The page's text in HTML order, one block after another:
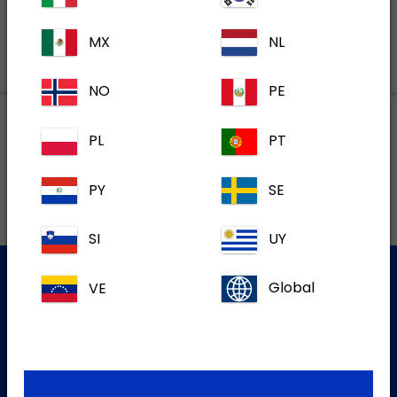
Lokalne adrese
korisnike
MX NL
NO PE
PL PT
PY SE
SI UY
VE Global